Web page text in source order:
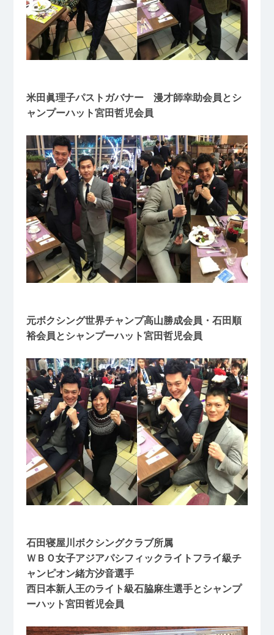
米田眞理子パストガバナー 漫才師幸助会員とシ
ャンプーハット宮田哲児会員
元ボクシング世界チャンプ高山勝成会員・石田順
裕会員とシャンプーハット宮田哲児会員
石田寝屋川ボクシングクラブ所属
ＷＢＯ女子アジアパシフィックライトフライ級チ
ャンピオン緒方汐音選手
西日本新人王のライト級石脇麻生選手とシャンプ
ーハット宮田哲児会員